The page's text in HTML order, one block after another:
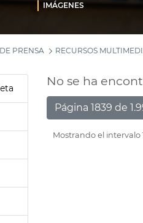
IMÁGENES
PRENSA RECURSOS
No se ha
Página 1839 de
Mostrando el intervalo